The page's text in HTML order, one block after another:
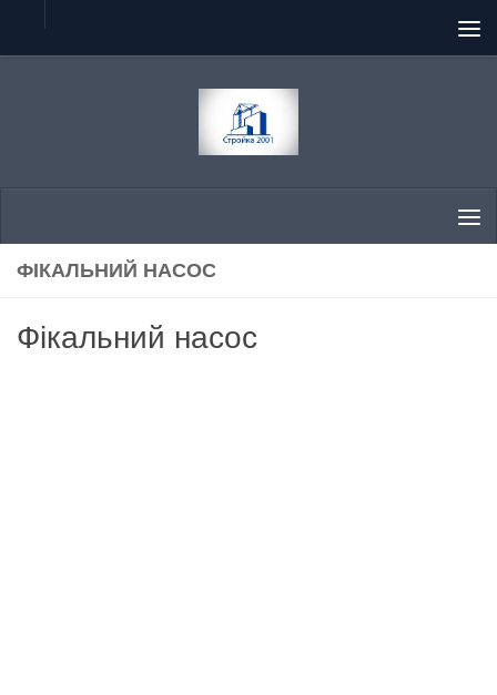
Skip to content
ФІКАЛЬНИЙ НАСОС
Фікальний насос